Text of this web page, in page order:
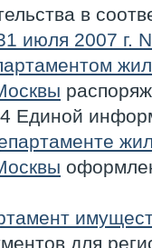
в
июля 2007 г.
Единой
для